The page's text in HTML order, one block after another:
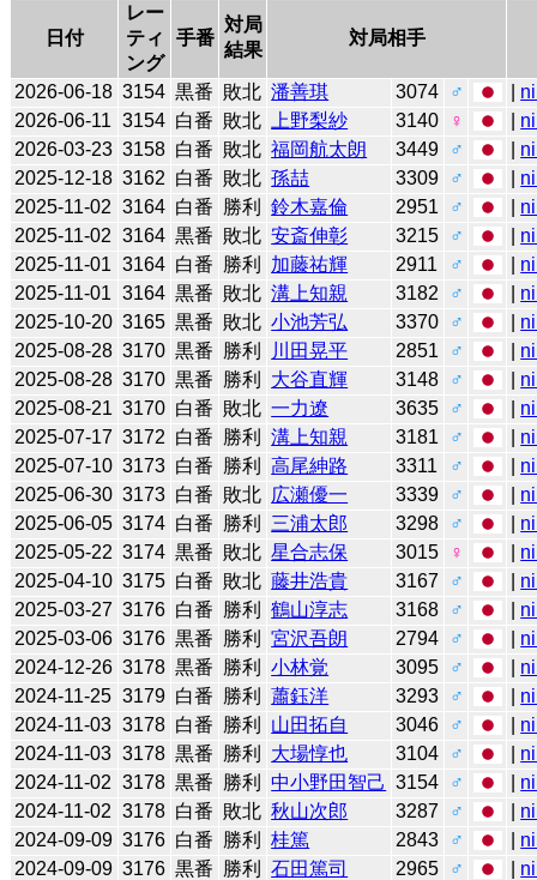
日付
レー
ティ
ング
手番
対局
結果
対局相手
2026-06-18 3154 黒番 敗北 潘善琪 3074 ♂
2026-06-11 3154 白番 敗北 上野梨紗 3140 ♀
2026-03-23 3158 白番 敗北 福岡航太朗 3449 ♂
2025-12-18 3162 白番 敗北 孫喆 3309 ♂
2025-11-02 3164 白番 勝利 鈴木嘉倫 2951 ♂
2025-11-02 3164 黒番 敗北 安斎伸彰 3215 ♂
2025-11-01 3164 白番 勝利 加藤祐輝 2911 ♂
2025-11-01 3164 黒番 敗北 溝上知親 3182 ♂
2025-10-20 3165 黒番 敗北 小池芳弘 3370 ♂
2025-08-28 3170 黒番 勝利 川田晃平 2851 ♂
2025-08-28 3170 黒番 勝利 大谷直輝 3148 ♂
2025-08-21 3170 白番 敗北 一力遼 3635 ♂
2025-07-17 3172 白番 勝利 溝上知親 3181 ♂
2025-07-10 3173 白番 勝利 高尾紳路 3311 ♂
2025-06-30 3173 白番 敗北 広瀬優一 3339 ♂
2025-06-05 3174 白番 勝利 三浦太郎 3298 ♂
2025-05-22 3174 黒番 敗北 星合志保 3015 ♀
2025-04-10 3175 白番 敗北 藤井浩貴 3167 ♂
2025-03-27 3176 白番 勝利 鶴山淳志 3168 ♂
2025-03-06 3176 黒番 勝利 宮沢吾朗 2794 ♂
2024-12-26 3178 黒番 勝利 小林覚 3095 ♂
2024-11-25 3179 白番 勝利 蕭鈺洋 3293 ♂
2024-11-03 3178 白番 勝利 山田拓自 3046 ♂
2024-11-03 3178 黒番 勝利 大場惇也 3104 ♂
2024-11-02 3178 黒番 勝利 中小野田智己 3154 ♂
2024-11-02 3178 白番 敗北 秋山次郎 3287 ♂
2024-09-09 3176 白番 勝利 桂篤 2843 ♂
2024-09-09 3176 黒番 勝利 石田篤司 2965 ♂